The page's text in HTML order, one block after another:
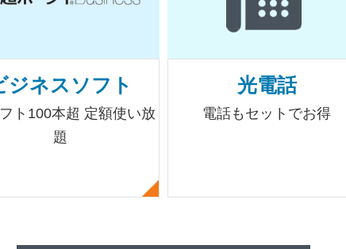
ジネスソフト
ト100本超 定額使い放
題
光電話
電話もセットでお得